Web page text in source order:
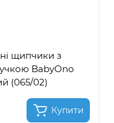
щипчики з
BabyOno
(065/02)
Купити